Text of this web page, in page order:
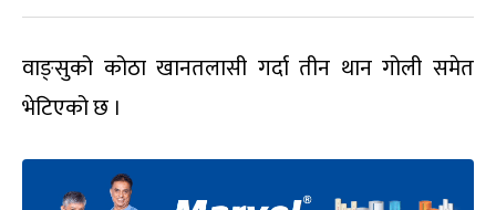
वाङ्सुको कोठा खानतलासी गर्दा तीन थान गोली समेत
भेटिएको छ ।